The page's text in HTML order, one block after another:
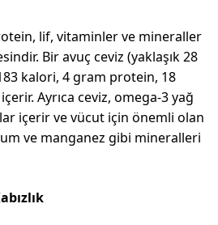
lif, vitaminler ve mineraller
Bir avuç ceviz (yaklaşık 28
kalori, 4 gram protein, 18
Ayrıca ceviz, omega-3 yağ
içerir ve vücut için önemli olan
ve manganez gibi mineralleri